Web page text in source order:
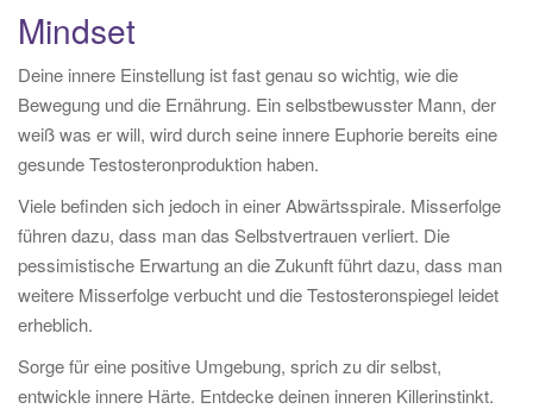
Mindset
Deine innere Einstellung ist fast genau so wichtig, wie die
Bewegung und die Ernährung. Ein selbstbewusster Mann, der
weiß was er will, wird durch seine innere Euphorie bereits eine
gesunde Testosteronproduktion haben.
Viele befinden sich jedoch in einer Abwärtsspirale. Misserfolge
führen dazu, dass man das Selbstvertrauen verliert. Die
pessimistische Erwartung an die Zukunft führt dazu, dass man
weitere Misserfolge verbucht und die Testosteronspiegel leidet
erheblich.
Sorge für eine positive Umgebung, sprich zu dir selbst,
entwickle innere Härte. Entdecke deinen inneren Killerinstinkt.